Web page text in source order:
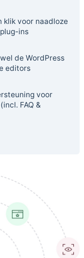
klik voor naadloze
ins
de WordPress
editors
voor
FAQ &